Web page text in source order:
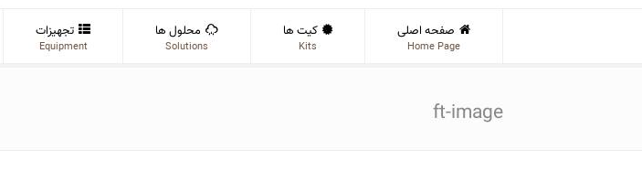
صفحه اصلی
Home Page
کیت ها
Kits
محلول ها
Solutions
تجهیزات
Equipment
ft-image